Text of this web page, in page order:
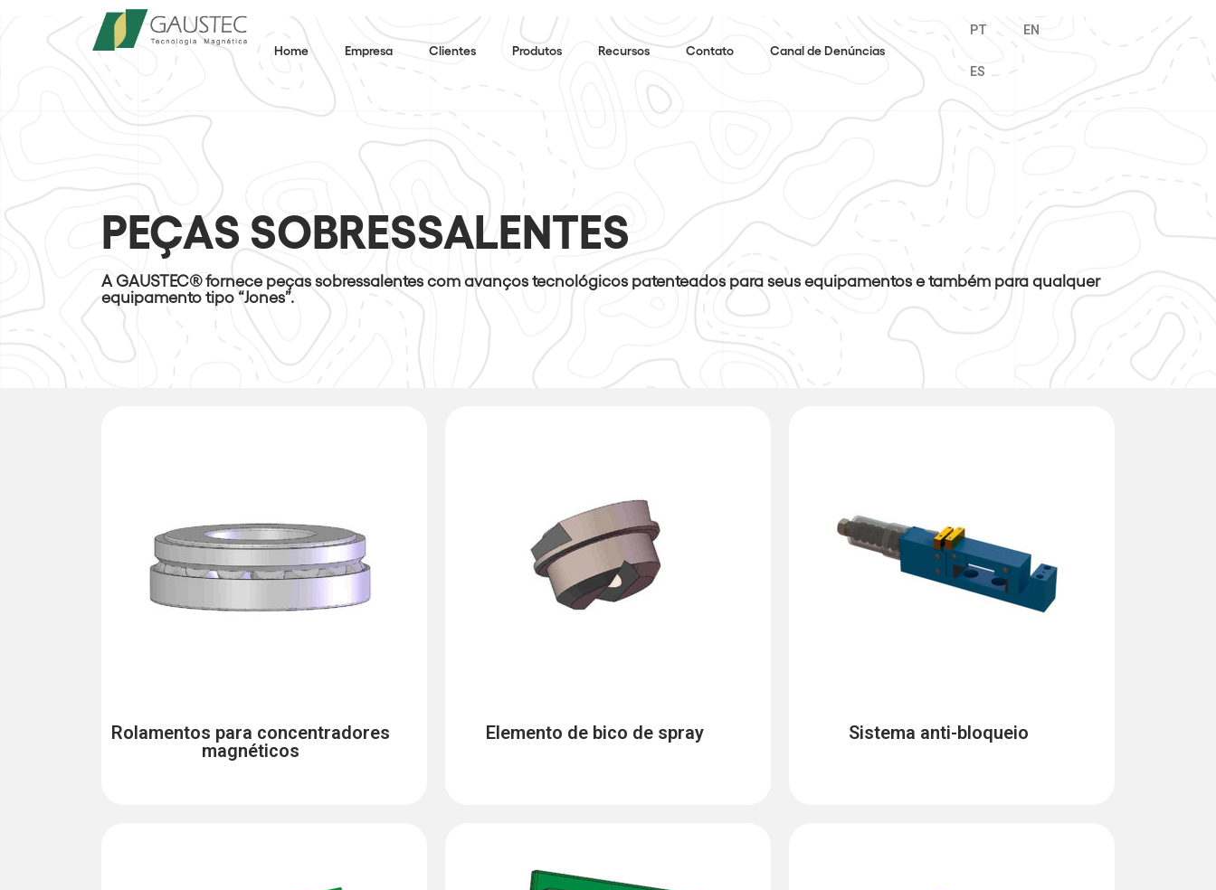
Home Empresa Clientes Produtos Recursos Contato Canal de Denúncias
PT EN
ES
PEÇAS SOBRESSALENTES
A GAUSTEC® fornece peças sobressalentes com avanços tecnológicos patenteados para seus equipamentos e também para qualquer
equipamento tipo “Jones”.
Rolamentos para concentradores
magnéticos
Elemento de bico de spray Sistema anti-bloqueio